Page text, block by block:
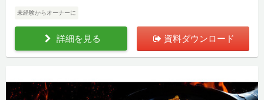
未経験からオーナーに
詳細を見る 資料ダウンロード